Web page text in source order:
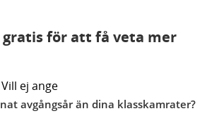
gratis för att få veta mer
Vill ej ange
avgångsår än dina klasskamrater?